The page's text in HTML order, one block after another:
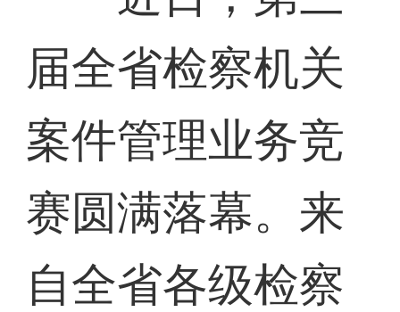
届全省检察机关
案件管理业务竞
赛圆满落幕。来
自全省各级检察